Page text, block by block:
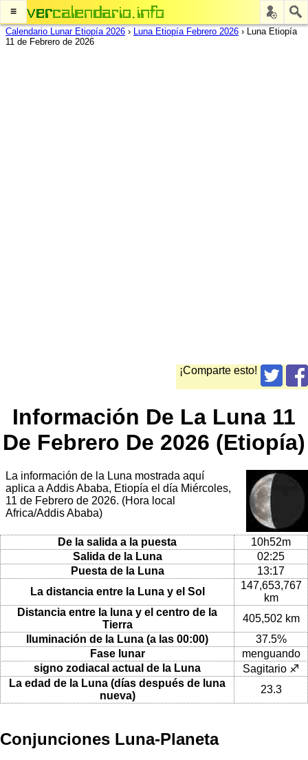
≡
Calendario Lunar Etiopía 2026 › Luna Etiopía Febrero 2026 › Luna Etiopía
11 de Febrero de 2026
¡Comparte esto!
Información De La Luna 11
De Febrero De 2026 (Etiopía)
La información de la Luna mostrada aquí
aplica a Addis Ababa, Etiopía el día Miércoles,
11 de Febrero de 2026. (Hora local
Africa/Addis Ababa)
De la salida a la puesta
10h52m
Salida de la Luna
02:25
Puesta de la Luna
13:17
La distancia entre la Luna y el Sol
147,653,767
km
Distancia entre la luna y el centro de la
Tierra
405,502 km
Iluminación de la Luna (a las 00:00)
37.5%
Fase lunar
menguando
signo zodiacal actual de la Luna
Sagitario ♐
La edad de la Luna (días después de luna
nueva)
23.3
Conjunciones Luna-Planeta